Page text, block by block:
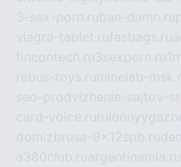
3-sex-porn.ruban-damn.ru
viagra-tablet.rufasbags.ru
fincontech.ru3sexporn.ru
rebus-toys.ru minelab-
seo-prodvizhenie-sajtov-
card-voice.ru
domizbrusa-9x12spb.ru
a380club.ruargentinamia.ru